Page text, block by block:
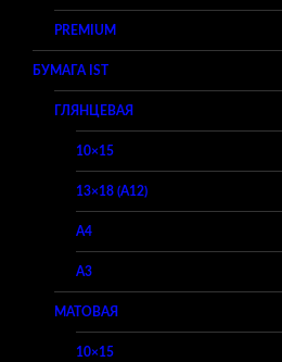
PREMIUM
БУМАГА IST
ГЛЯНЦЕВАЯ
10×15
13×18 (A12)
A4
A3
МАТОВАЯ
10×15